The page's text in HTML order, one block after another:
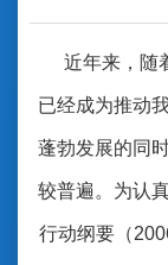
近年来，随着
已经成为推动
蓬勃发展的同
较普遍。为认
行动纲要（